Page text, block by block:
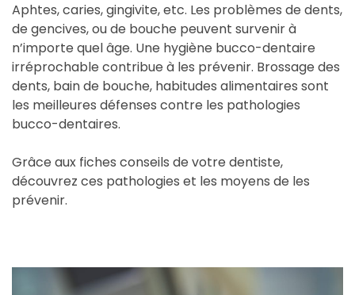
Aphtes, caries, gingivite, etc. Les problèmes de dents,
de gencives, ou de bouche peuvent survenir à
n’importe quel âge. Une hygiène bucco-dentaire
irréprochable contribue à les prévenir. Brossage des
dents, bain de bouche, habitudes alimentaires sont
les meilleures défenses contre les pathologies
bucco-dentaires.
Grâce aux fiches conseils de votre dentiste,
découvrez ces pathologies et les moyens de les
prévenir.